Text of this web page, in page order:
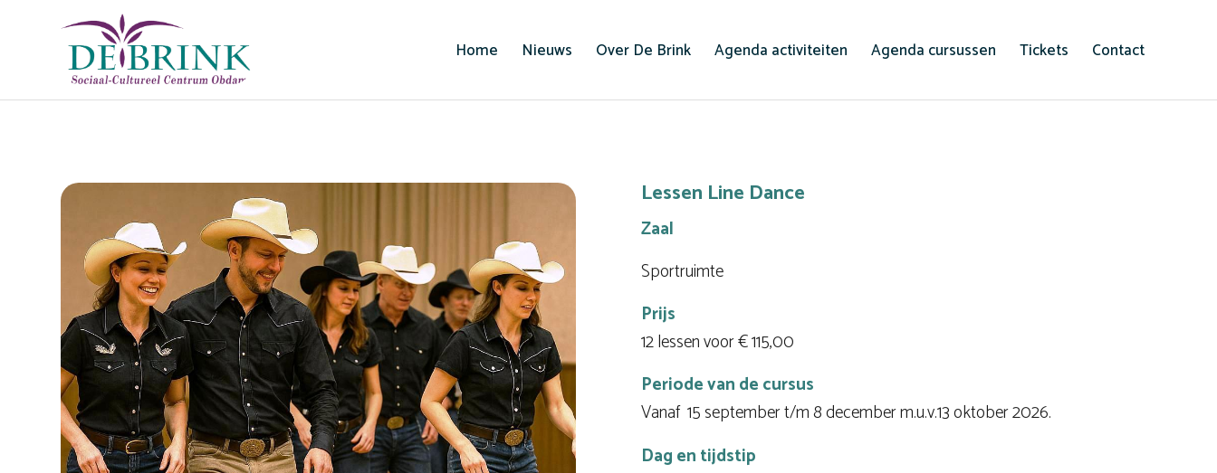
Home Nieuws Over De Brink Agenda activiteiten Agenda cursussen Tickets Contact
Lessen Line Dance
Zaal
Sportruimte
Prijs
12 lessen voor € 115,00
Periode van de cursus
Vanaf 15 september t/m 8 december m.u.v.13 oktober 2026.
Dag en tijdstip